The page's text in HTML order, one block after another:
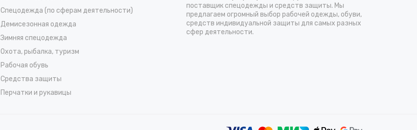
Спецодежда (по сферам деятельности)
Демисезонная одежда
Зимняя спецодежда
Охота, рыбалка, туризм
Рабочая обувь
Средства защиты
Перчатки и рукавицы
поставщик спецодежды и средств защиты. Мы
предлагаем огромный выбор рабочей одежды, обуви,
средств индивидуальной защиты для самых разных
сфер деятельности.